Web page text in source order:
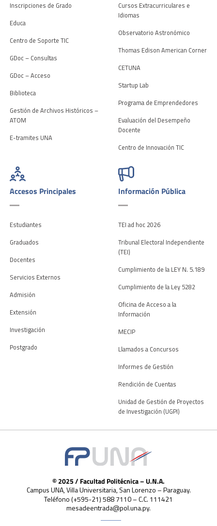
Inscripciones de Grado
Educa
Centro de Soporte TIC
GDoc – Consultas
GDoc – Acceso
Biblioteca
Gestión de Archivos Históricos –
ATOM
E-tramites UNA
Cursos Extracurriculares e
Idiomas
Observatorio Astronómico
Thomas Edison American Corner
CETUNA
Startup Lab
Programa de Emprendedores
Evaluación del Desempeño
Docente
Centro de Innovación TIC
Accesos Principales
Estudiantes
Graduados
Docentes
Servicios Externos
Admisión
Extensión
Investigación
Postgrado
Información Pública
TEI ad hoc 2026
Tribunal Electoral Independiente
(TEI)
Cumplimiento de la LEY N. 5.189
Cumplimiento de la Ley 5282
Oficina de Acceso a la
Información
MECIP
Llamados a Concursos
Informes de Gestión
Rendición de Cuentas
Unidad de Gestión de Proyectos
de Investigación (UGPI)
© 2025 / Facultad Politécnica – U.N.A.
Campus UNA, Villa Universitaria, San Lorenzo – Paraguay.
Teléfono (+595-21) 588 7110 – C.C. 111421
mesadeentrada@pol.una.py.